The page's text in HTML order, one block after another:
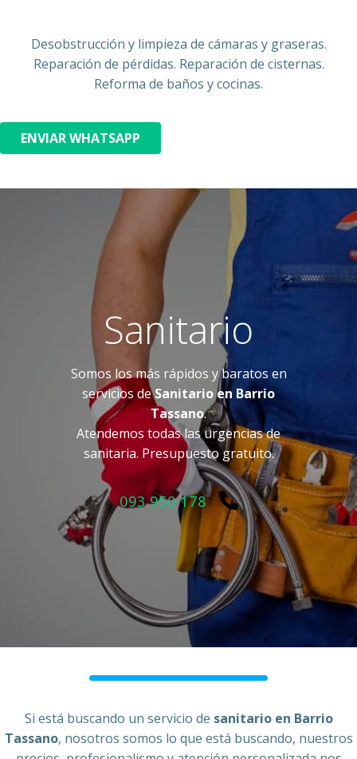
Desobstrucción y limpieza de cámaras y graseras.
Reparación de pérdidas. Reparación de cisternas.
Reforma de baños y cocinas.
ENVIAR WHATSAPP
Sanitario
Somos los más rápidos y baratos en
servicios deSanitario en Barrio
Tassano.
Atendemos todas las urgencias de
sanitaria. Presupuesto gratuito.
093 950 178
Si está buscando un servicio de sanitario en Barrio
Tassano, nosotros somos lo que está buscando, nuestros